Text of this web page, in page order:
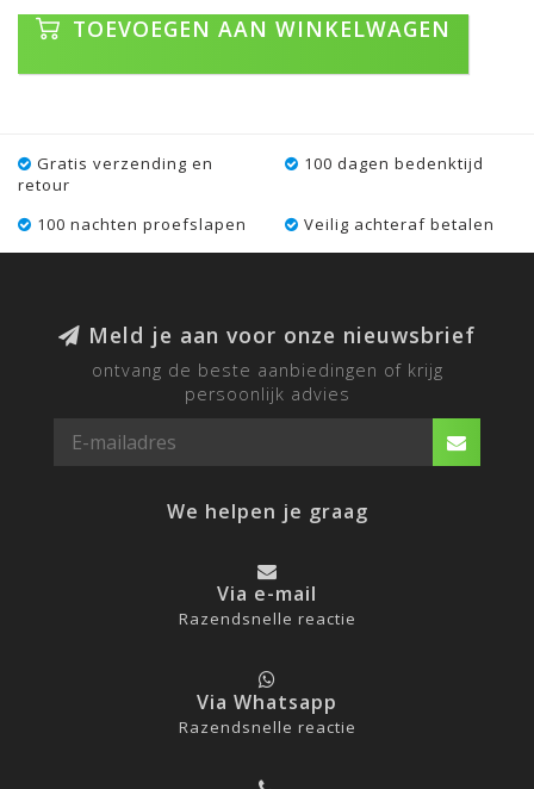
TOEVOEGEN AAN WINKELWAGEN
Gratis verzending en
retour
100 dagen bedenktijd
100 nachten proefslapen Veilig achteraf betalen
Meld je aan voor onze nieuwsbrief
ontvang de beste aanbiedingen of krijg
persoonlijk advies
We helpen je graag
Via e-mail
Razendsnelle reactie
Via Whatsapp
Razendsnelle reactie